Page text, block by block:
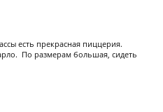
есть прекрасная пиццерия.
По размерам большая, сидеть